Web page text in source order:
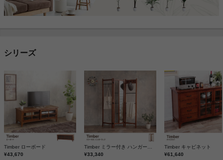
シリーズ
Timber ローボード
¥43,670
Timber ミラー付き ハンガーラック
¥33,340
Timber キャビネット
¥61,640